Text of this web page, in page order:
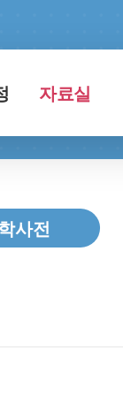
자료실
사전